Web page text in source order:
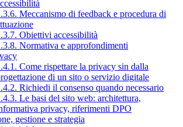
Meccanismo di feedback e procedura di
Obiettivi accessibilità
Normativa e approfondimenti
Come rispettare la privacy sin dalla
di un sito o servizio digitale
Richiedi il consenso quando necessario
Le basi del sito web: architettura,
privacy, riferimenti DPO
gestione e strategia